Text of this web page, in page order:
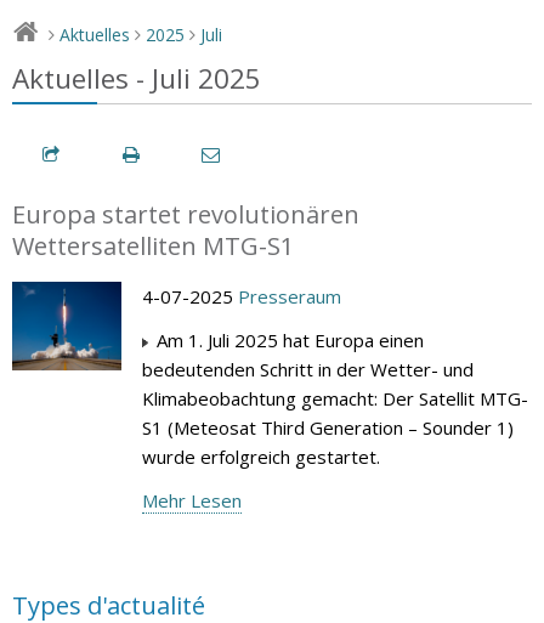
> Aktuelles > 2025 > Juli
Aktuelles - Juli 2025
Europa startet revolutionären
Wettersatelliten MTG-S1
4-07-2025 Presseraum
Am 1. Juli 2025 hat Europa einen
bedeutenden Schritt in der Wetter- und
Klimabeobachtung gemacht: Der Satellit MTG-
S1 (Meteosat Third Generation – Sounder 1)
wurde erfolgreich gestartet.
Mehr Lesen
Types d'actualité